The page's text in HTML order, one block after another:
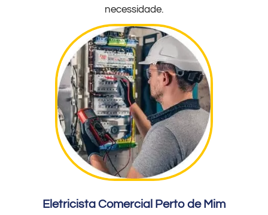
necessidade.
Eletricista Comercial Perto de Mim